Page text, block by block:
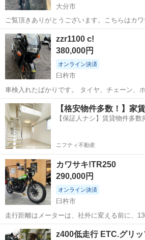
大分市
ご覧頂きありがとうございます。こちらはカ
なります。年式は不明、距離は約35000キロで
に全塗装しました。前後タイヤはまだあります
です。カスタム箇所はハンドル...
大分 大分市
zzr1100 c!
380,000円
オンライン決済
臼杵市
車検入れたばかりです。 タイヤ、チェーン、
アハブダンパー、オイル、エレメント、ブレ
後、サイドスタンドセンサー、ニュートラルセ
て、その他、 純正部品新品交換してます...
大分 臼杵市 カワサキ zzr1100
【格安物件多数！】家
【保証人ナシ】賃貸物件多数
ニフティ不動産
カワサキ!TR250
290,000円
オンライン決済
臼杵市
走行距離はメーターは、社外に変える前に、
キロ走ったので、17800キロです。 マフラー
てます。 エンジンは、実動です。 自賠責10年
大分 臼杵市 カワサキ カスタム
z400低走行 ETC.グリ